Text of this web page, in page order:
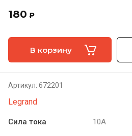
180 ₽
В корзину
Артикул: 672201
Legrand
Сила тока 10А